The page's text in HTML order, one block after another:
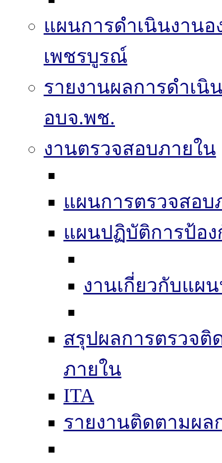
แผนการดำเนินงาน
เพชรบูรณ์
รายงานผลการดำเ
อบจ.พช.
งานตรวจสอบภายใน
แผนการตรวจสอบ
แผนปฏิบัติการป้อ
งานเกี่ยวกับแผ
สรุปผลการตรวจติ
ภายใน
ITA
รายงานติดตามผ